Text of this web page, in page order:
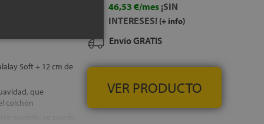
de bambú y
Soft + 12 cm de
que
colchón
46,53 €/mes ¡SIN
INTERESES! (+ info)
Envío GRATIS
VER PRODUCTO